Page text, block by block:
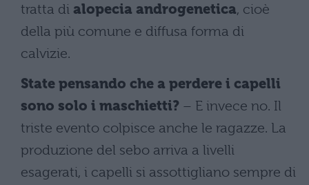
tratta di alopecia androgenetica, cioè
della più comune e diffusa forma di
calvizie.
State pensando che a perdere i capelli
sono solo i maschietti? – E invece no. Il
triste evento colpisce anche le ragazze. La
produzione del sebo arriva a livelli
esagerati, i capelli si assottigliano sempre di